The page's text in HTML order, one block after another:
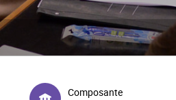
Composante